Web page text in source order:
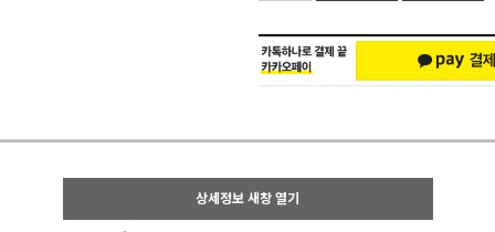
상세정보 새창 열기